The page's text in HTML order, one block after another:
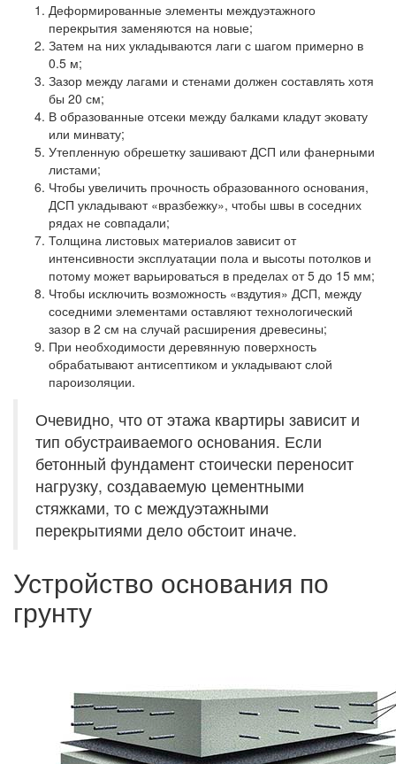
Деформированные элементы междуэтажного
перекрытия заменяются на новые;
Затем на них укладываются лаги с шагом примерно в
0.5 м;
Зазор между лагами и стенами должен составлять хотя
бы 20 см;
В образованные отсеки между балками кладут эковату
или минвату;
Утепленную обрешетку зашивают ДСП или фанерными
листами;
Чтобы увеличить прочность образованного основания,
ДСП укладывают «вразбежку», чтобы швы в соседних
рядах не совпадали;
Толщина листовых материалов зависит от
интенсивности эксплуатации пола и высоты потолков и
потому может варьироваться в пределах от 5 до 15 мм;
Чтобы исключить возможность «вздутия» ДСП, между
соседними элементами оставляют технологический
зазор в 2 см на случай расширения древесины;
При необходимости деревянную поверхность
обрабатывают антисептиком и укладывают слой
пароизоляции.
Очевидно, что от этажа квартиры зависит и
тип обустраиваемого основания. Если
бетонный фундамент стоически переносит
нагрузку, создаваемую цементными
стяжками, то с междуэтажными
перекрытиями дело обстоит иначе.
Устройство основания по
грунту